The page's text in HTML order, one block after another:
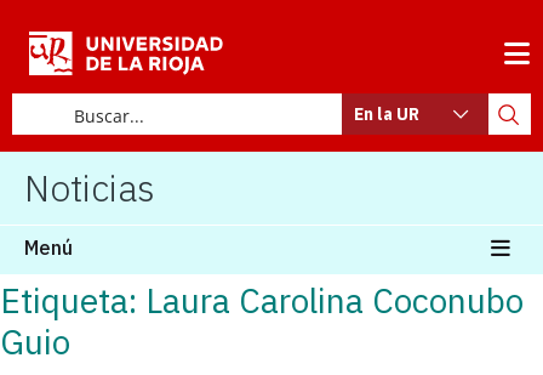
En la UR
Noticias
Menú
Etiqueta: Laura Carolina Coconubo
Guio